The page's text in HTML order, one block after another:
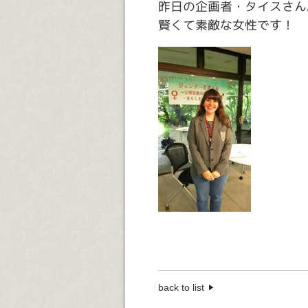
昨日の企画者・タイスさん
賢くて素敵な女性です！
back to list